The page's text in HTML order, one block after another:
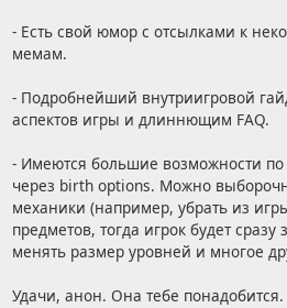
- Есть свой юмор с отсылками к
мемам.
- Подробнейший внутриигровой
аспектов игры и длиннющим FAQ.
- Имеются большие возможности
через birth options. Можно
механики (например, убрать из
предметов, тогда игрок будет сразу
менять размер уровней и многое
Удачи, анон. Она тебе понадобится.